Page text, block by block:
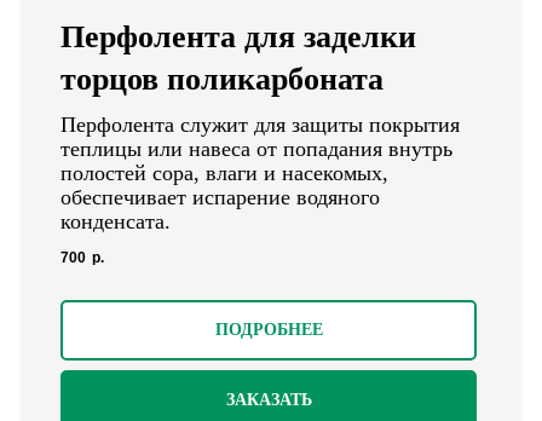
Перфолента для заделки
торцов поликарбоната
Перфолента служит для защиты покрытия
теплицы или навеса от попадания внутрь
полостей сора, влаги и насекомых,
обеспечивает испарение водяного
конденсата.
700 р.
ПОДРОБНЕЕ
ЗАКАЗАТЬ